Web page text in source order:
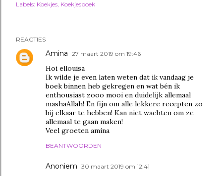
Labels: Koekjes Koekjesboek
REACTIES
Amina 27 maart 2019 om 19:46
Hoi ellouisa
Ik wilde je even laten weten dat ik vandaag je
boek binnen heb gekregen en wat bén ik
enthousiast zooo mooi en duidelijk allemaal
mashaAllah! En fijn om alle lekkere recepten zo
bij elkaar te hebben! Kan niet wachten om ze
allemaal te gaan maken!
Veel groeten amina
BEANTWOORDEN
Anoniem 30 maart 2019 om 12:41